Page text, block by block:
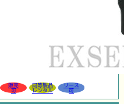
販売
可
同等製品
レンタル
リース
可